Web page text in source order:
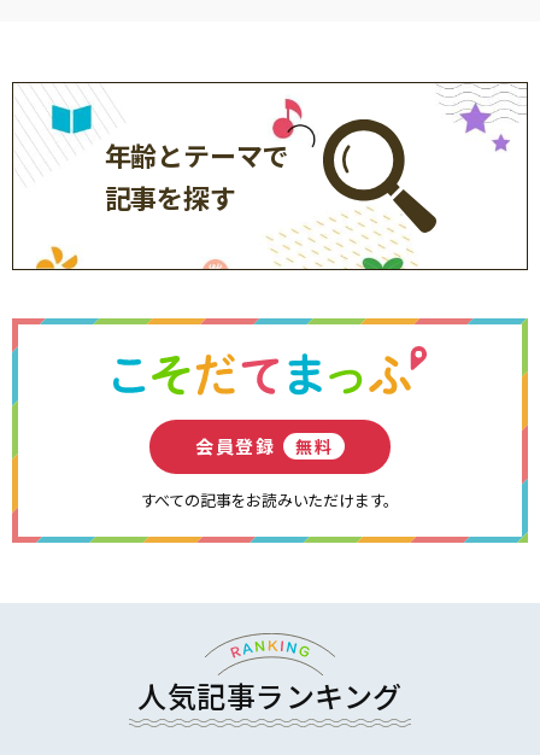
年齢とテーマで
記事を探す
会員登録 無料
すべての記事をお読みいただけます。
人気記事ランキング